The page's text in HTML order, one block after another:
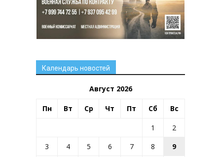
Календарь новостей
Август 2026
Пн Вт Ср Чт Пт Сб Вс
1
2
3
4 5 6 7 8
9